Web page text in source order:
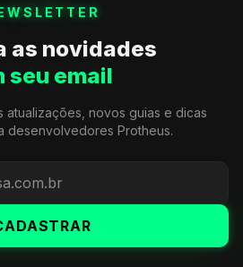
as novidades
seu email
atualizações, novos guias e dicas
desenvolvedores Protheus.